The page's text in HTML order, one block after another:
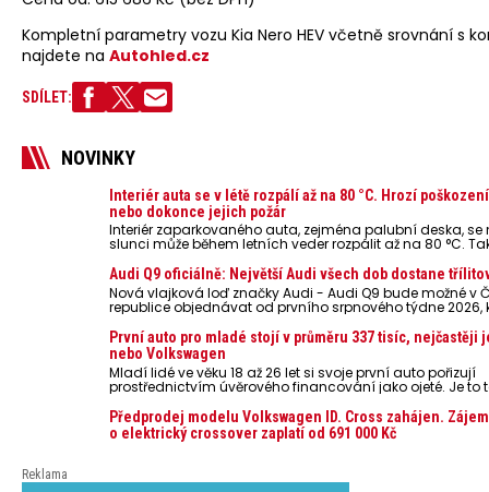
Kompletní parametry vozu Kia Nero HEV včetně srovnání s
najdete na Autohled.cz
SDÍLET:
NOVINKY
Interiér auta se v létě rozpálí až na 80 °C. Hrozí
nebo dokonce jejich požár
Interiér zaparkovaného auta, zejména palubní deska,
slunci může během letních veder rozpálit až na 80 °C.
nebo notebooky. Můžou urychlit stárnutí baterií, poškodit
ve výjimečných případech i zvýšit riziko požáru.
Audi Q9 oficiálně: Největší Audi všech dob dostane
Nová vlajková loď značky Audi - Audi Q9 bude možné v
republice objednávat od prvního srpnového týdne 2026,
První auto pro mladé stojí v průměru 337 tisíc, nejčastěji
nebo Volkswagen
Mladí lidé ve věku 18 až 26 let si svoje první auto pořizují
prostřednictvím úvěrového financování jako ojeté. Je to
dosahuje 337 tisíc korun a průměrná financovaná
251 tisíc korun. Vyplývá to z dat Leasingu České
posledních 10 let (2016–2026).
Předprodej modelu Volkswagen ID. Cross zahájen.
o elektrický crossover zaplatí od 691 000 Kč
Reklama